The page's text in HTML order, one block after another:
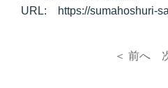
URL: https://sumahoshuri-
＜ 前へ